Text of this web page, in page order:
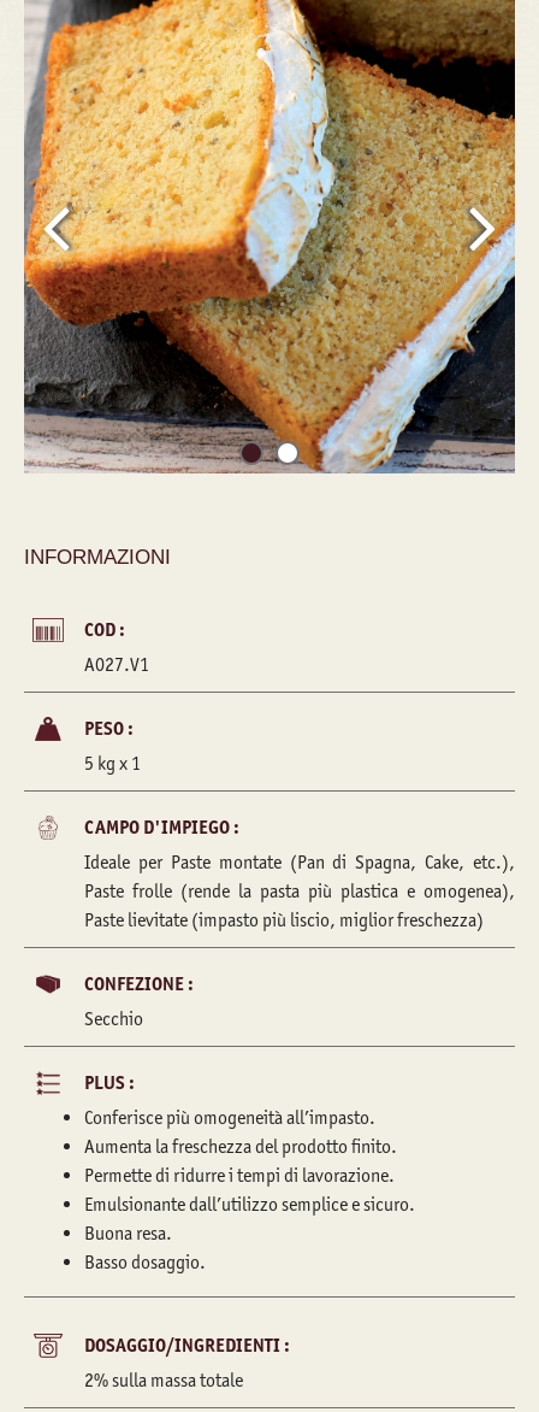
INFORMAZIONI
COD :
A027.V1
PESO :
5 kg x 1
CAMPO D'IMPIEGO :
Ideale per Paste montate (Pan di Spagna, Cake, etc.),
Paste frolle (rende la pasta più plastica e omogenea),
Paste lievitate (impasto più liscio, miglior freschezza)
CONFEZIONE :
Secchio
PLUS :
Conferisce più omogeneità all’impasto.
Aumenta la freschezza del prodotto finito.
Permette di ridurre i tempi di lavorazione.
Emulsionante dall’utilizzo semplice e sicuro.
Buona resa.
Basso dosaggio.
DOSAGGIO/INGREDIENTI :
2% sulla massa totale